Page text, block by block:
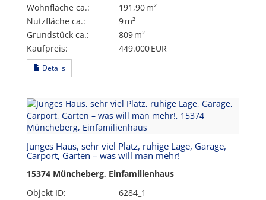
Wohnfläche ca.:
191,90 m²
Nutzfläche ca.:
9 m²
Grund­stück ca.:
809 m²
Kaufpreis:
449.000 EUR
Details
Junges Haus, sehr viel Platz, ruhige Lage, Garage,
Carport, Garten – was will man mehr!
15374 Müncheberg, Einfamilienhaus
Objekt ID:
6284_1